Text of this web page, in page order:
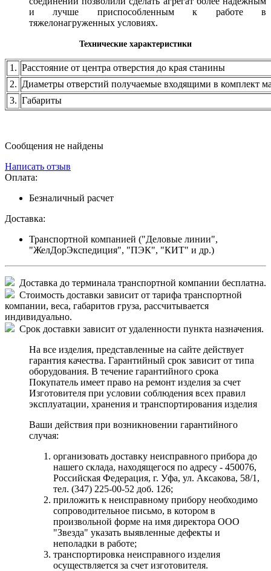
и лучше приспособленным к работе в
тяжелонагруженных условиях.
Технические характеристики
1. Расстояние от центра отверстия до края станины
2. Диаметры отверстий получаемые входящими в комплект
3. Габариты
Сообщения не найдены
Написать отзыв
Оплата:
Безналичный расчет
Доставка:
Транспортной компанией ("Деловые линии",
"ЖелДорЭкспедиция", "ПЭК", "КИТ" и др.)
Доставка до терминала транспортной компании бесплатна.
Стоимость доставки зависит от тарифа транспортной
компании, веса, габаритов груза, рассчитывается
индивидуально.
Срок доставки зависит от удаленности пункта назначения.
На все изделия, представленные на сайте действует
гарантия качества. Гарантийный срок зависит от типа
оборудования. В течение гарантийного срока
Покупатель имеет право на ремонт изделия за счет
Изготовителя при условии соблюдения всех правил
эксплуатации, хранения и транспортирования изделия
Ваши действия при возникновении гарантийного
случая:
организовать доставку неисправного прибора до
нашего склада, находящегося по адресу - 450076,
Российская Федерация, г. Уфа, ул. Аксакова, 58/1,
тел. (347) 225-00-52 доб. 126;
приложить к неисправному прибору необходимо
сопроводительное письмо, в котором в
произвольной форме на имя директора ООО
"Звезда" указать выявленные дефекты и
неполадки в работе;
транспортировка неисправного изделия
осуществляется за счет изготовителя.